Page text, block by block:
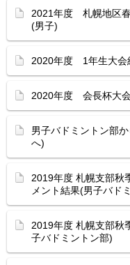
2021年度 札幌地区
(男子)
2020年度 1年生大会
2020年度 会長杯大
男子バドミントン部
へ)
2019年度 札幌支部秋
メント結果(男子バド
2019年度 札幌支部秋
子バドミントン部)